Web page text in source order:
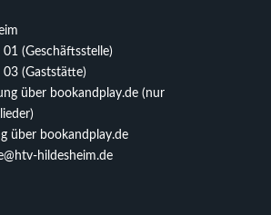
(Geschäftsstelle)
(Gaststätte)
über bookandplay.de (nur
über bookandplay.de
hildesheim.de